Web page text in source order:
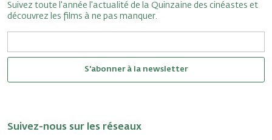
Suivez toute l'année l'actualité de la Quinzaine des cinéastes et
découvrez les films à ne pas manquer.
S'abonner à la newsletter
Suivez-nous sur les réseaux